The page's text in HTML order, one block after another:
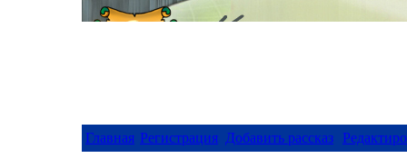
Главная Регистрация Добавить рассказ